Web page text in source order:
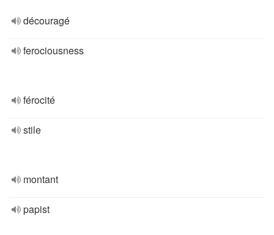
découragé
ferociousness
férocité
stile
montant
papist